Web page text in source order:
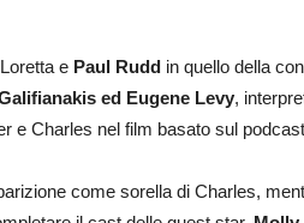
e Paul Rudd in quello della
ed Eugene Levy,
e Charles nel film basato sul
come sorella di Charles,